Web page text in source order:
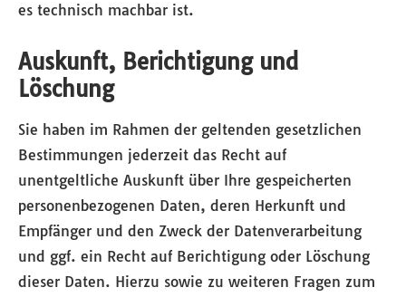
es technisch machbar ist.
Auskunft, Berichtigung und
Löschung
Sie haben im Rahmen der geltenden gesetzlichen
Bestimmungen jederzeit das Recht auf
unentgeltliche Auskunft über Ihre gespeicherten
personenbezogenen Daten, deren Herkunft und
Empfänger und den Zweck der Datenverarbeitung
und ggf. ein Recht auf Berichtigung oder Löschung
dieser Daten. Hierzu sowie zu weiteren Fragen zum